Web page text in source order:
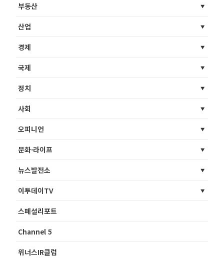
부동산
산업
경제
국제
정치
사회
오피니언
문화·라이프
뉴스발전소
이투데이TV
스페셜리포트
Channel 5
위너스IR클럽